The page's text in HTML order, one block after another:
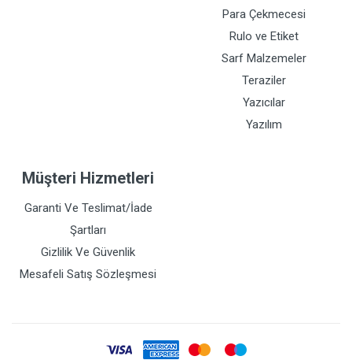
Para Çekmecesi
Rulo ve Etiket
Sarf Malzemeler
Teraziler
Yazıcılar
Yazılım
Müşteri Hizmetleri
Garanti Ve Teslimat/İade
Şartları
Gizlilik Ve Güvenlik
Mesafeli Satış Sözleşmesi